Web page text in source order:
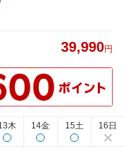
39,990円
木 14金 15土 16日